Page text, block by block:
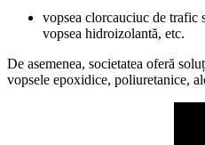
vopsea clorcauciuc de trafic
vopsea hidroizolantă, etc.
De asemenea, societatea oferă
vopsele epoxidice, poliuretanice,